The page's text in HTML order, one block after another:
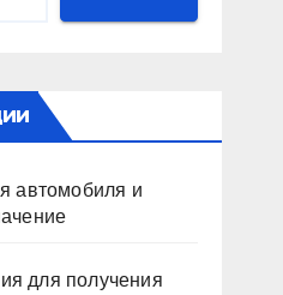
автомобиля и
для получения